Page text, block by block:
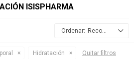
ISISPHARMA
Recomendados
Hidratación Quitar filtros